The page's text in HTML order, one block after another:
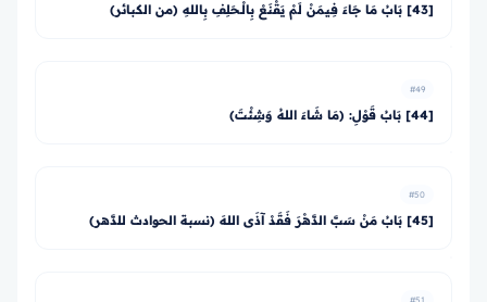
[43] بَابُ مَا جَاءَ فِيمَنْ لَمْ يَقْنَعْ بِالْـحَلِفِ بِاللهِ (من الكبائر)
#49
[44] بَابُ قَوْلِ: (مَا شَاءَ اللهُ وَشِئْتَ)
#50
[45] بَابُ مَنْ سَبَّ الدَّهْرَ فَقَدْ آذَى اللهَ (نسبة الحوادث للدَّهر)
#51